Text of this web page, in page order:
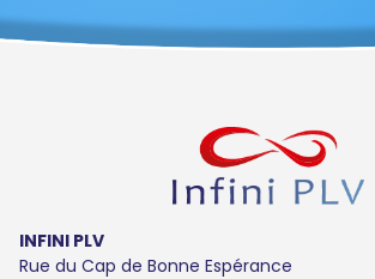
INFINI PLV
Rue du Cap de Bonne Espérance